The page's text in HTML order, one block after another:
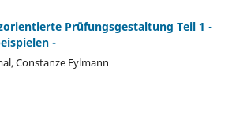
Prüfungsgestaltung Teil 1 -
-
Constanze Eylmann